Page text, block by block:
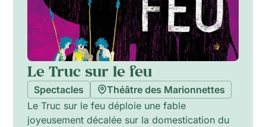
Le Truc sur le feu
Spectacles
Théâtre des Marionnettes
Le Truc sur le feu déploie une fable
joyeusement décalée sur la domestication du